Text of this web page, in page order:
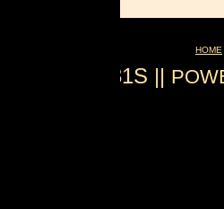
HOME
0.031S ||